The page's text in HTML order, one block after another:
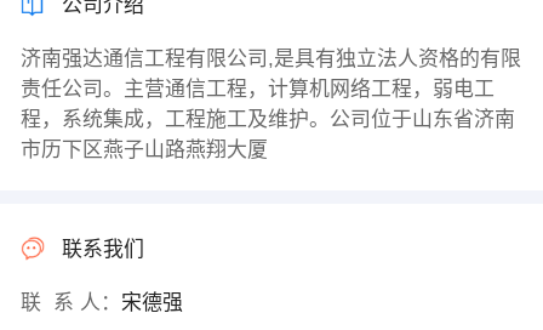
公司介绍
济南强达通信工程有限公司,是具有独立法人资格的有限
责任公司。主营通信工程，计算机网络工程，弱电工
程，系统集成，工程施工及维护。公司位于山东省济南
市历下区燕子山路燕翔大厦
联系我们
联 系 人： 宋德强